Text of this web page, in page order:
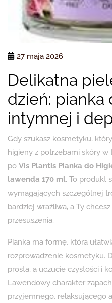
27 maja 2026
Delikatna
dzień: pianka
intymnej i
Gdy szukasz kosmetyku,
higieny z potrzebami skóry
po Vis Plantis Pianka do
lawenda 170 ml. To produkt
wymagających szczególnej
bardziej wrażliwa, a Ty
przesuszenia.
Pianka ma formę, która
rozprowadzenie kosmetyku.
prosta, a uczucie czystości i
Lawendowy charakter
przyjemnego, relaksującego